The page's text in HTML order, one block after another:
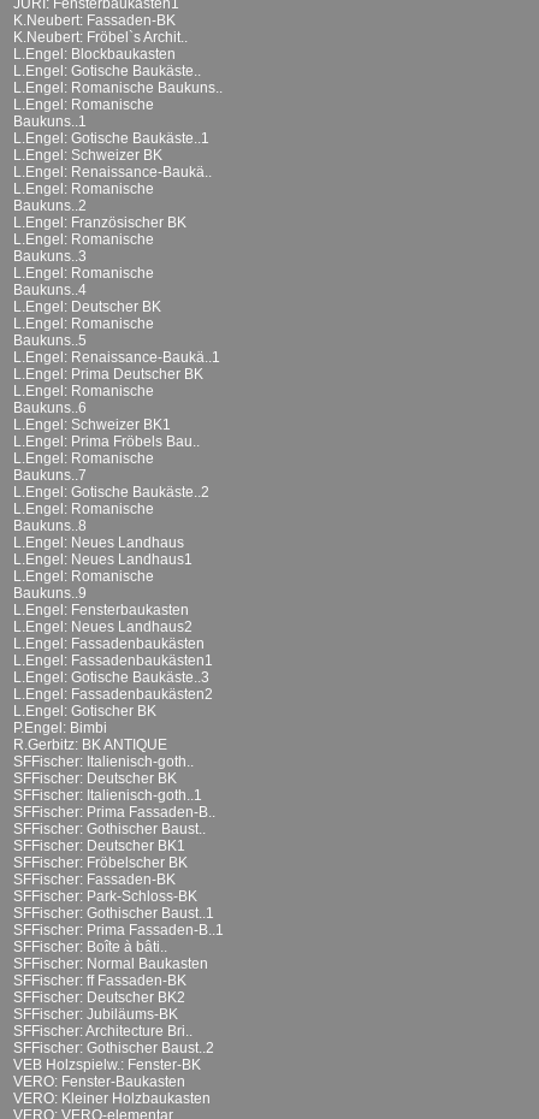
JURI: Fensterbaukasten1
K.Neubert: Fassaden-BK
K.Neubert: Fröbel`s Archit..
L.Engel: Blockbaukasten
L.Engel: Gotische Baukäste..
L.Engel: Romanische Baukuns..
L.Engel: Romanische
Baukuns..1
L.Engel: Gotische Baukäste..1
L.Engel: Schweizer BK
L.Engel: Renaissance-Baukä..
L.Engel: Romanische
Baukuns..2
L.Engel: Französischer BK
L.Engel: Romanische
Baukuns..3
L.Engel: Romanische
Baukuns..4
L.Engel: Deutscher BK
L.Engel: Romanische
Baukuns..5
L.Engel: Renaissance-Baukä..1
L.Engel: Prima Deutscher BK
L.Engel: Romanische
Baukuns..6
L.Engel: Schweizer BK1
L.Engel: Prima Fröbels Bau..
L.Engel: Romanische
Baukuns..7
L.Engel: Gotische Baukäste..2
L.Engel: Romanische
Baukuns..8
L.Engel: Neues Landhaus
L.Engel: Neues Landhaus1
L.Engel: Romanische
Baukuns..9
L.Engel: Fensterbaukasten
L.Engel: Neues Landhaus2
L.Engel: Fassadenbaukästen
L.Engel: Fassadenbaukästen1
L.Engel: Gotische Baukäste..3
L.Engel: Fassadenbaukästen2
L.Engel: Gotischer BK
P.Engel: Bimbi
R.Gerbitz: BK ANTIQUE
SFFischer: Italienisch-goth..
SFFischer: Deutscher BK
SFFischer: Italienisch-goth..1
SFFischer: Prima Fassaden-B..
SFFischer: Gothischer Baust..
SFFischer: Deutscher BK1
SFFischer: Fröbelscher BK
SFFischer: Fassaden-BK
SFFischer: Park-Schloss-BK
SFFischer: Gothischer Baust..1
SFFischer: Prima Fassaden-B..1
SFFischer: Boîte à bâti..
SFFischer: Normal Baukasten
SFFischer: ff Fassaden-BK
SFFischer: Deutscher BK2
SFFischer: Jubiläums-BK
SFFischer: Architecture Bri..
SFFischer: Gothischer Baust..2
VEB Holzspielw.: Fenster-BK
VERO: Fenster-Baukasten
VERO: Kleiner Holzbaukasten
VERO: VERO-elementar